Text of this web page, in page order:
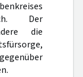
Der
die